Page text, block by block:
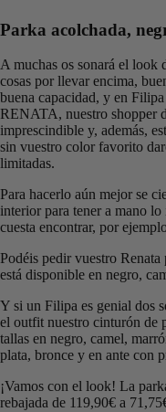
Parka acolchada,
A muchas os sonará el look
cosas por llevar encima,
buena capacidad, y en
RENATA, nuestro shopper
imprescindible y, además,
sin vuestro color favorito
limitadas.
Para hacerlo aún mejor se
interior para tener a mano
cuesta encontrar, por
Podéis pedir vuestro
está disponible en negro,
Y si un Filipa es genial dos
el outfit nuestro cinturón de
tallas en negro, camel,
plata, bronce y en ante con
¡Vamos con el look! La
rebajada de 119,90€ a